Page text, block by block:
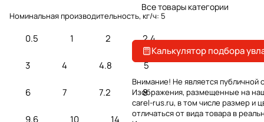
Номинальная производительность, кг/ч: 5
0.5 1 2 2.4
3 4 4.8 5
6 7 7.2 8
9.6 10 14
Все товары категории
Калькулятор подбора
Внимание! Не является публичной
Изображения, размещенные на
carel-rus.ru, в том числе размер и
отличаться от вида товара в